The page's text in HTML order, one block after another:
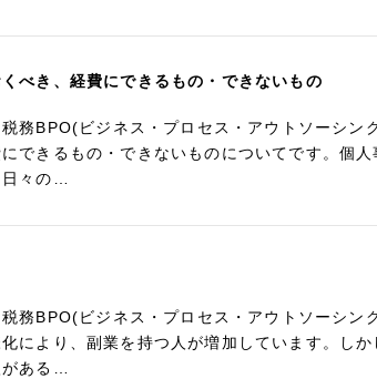
べき、経費にできるもの・できないもの
務BPO(ビジネス・プロセス・アウトソーシン
できるもの・できないものについてです。個
日々の…
税務BPO(ビジネス・プロセス・アウトソーシン
により、副業を持つ人が増加しています。し
がある…